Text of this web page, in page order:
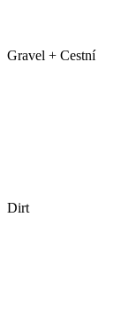
Gravel + Cestní
Dirt